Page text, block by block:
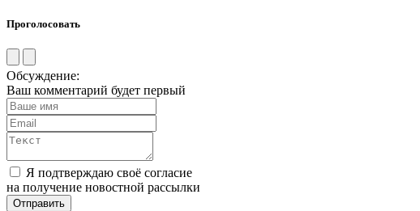
Проголосовать
Обсуждение:
Ваш комментарий будет первый
Я подтверждаю своё согласие
на получение новостной рассылки